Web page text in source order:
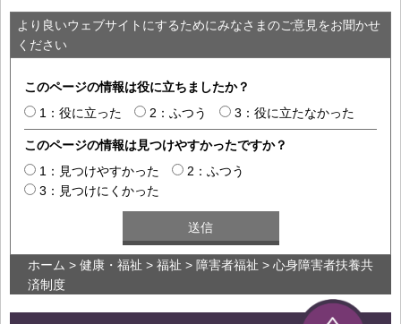
より良いウェブサイトにするためにみなさまのご意見をお聞かせ
ください
このページの情報は役に立ちましたか？
1：役に立った
2：ふつう 3：役に立たなかった
このページの情報は見つけやすかったですか？
1：見つけやすかった
2：ふつう
3：見つけにくかった
ホーム > 健康・福祉 > 福祉 > 障害者福祉 > 心身障害者扶養共
済制度